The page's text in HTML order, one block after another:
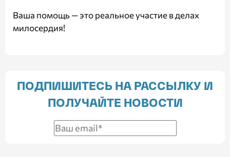
Ваша помощь — это реальное участие в делах
милосердия!
ПОДПИШИТЕСЬ НА РАССЫЛКУ И
ПОЛУЧАЙТЕ НОВОСТИ